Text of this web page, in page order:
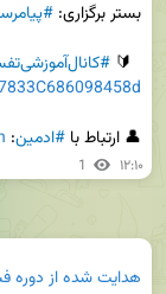
بستر برگزاری:
#کانال‌آموزشی‌‌تفسیر
👤 ارتباط با #ادمین:
1 ۱۲:۱۰
هدایت شده از دوره